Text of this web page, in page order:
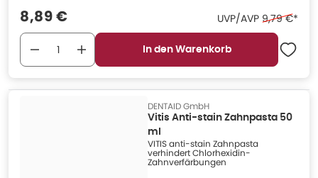
Verkaufspreis
8,89 € UVP/AVP Ehemaliger
9,79 €*
In den Warenkorb
DENTAID GmbH
Vitis Anti-stain Zahnpasta 50
ml
VITIS anti-stain Zahnpasta
verhindert Chlorhexidin-
Zahnverfärbungen